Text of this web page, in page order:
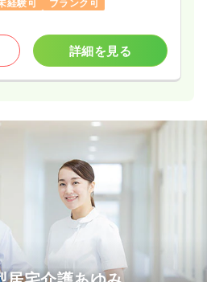
経験可
ブランク可
詳細を見る